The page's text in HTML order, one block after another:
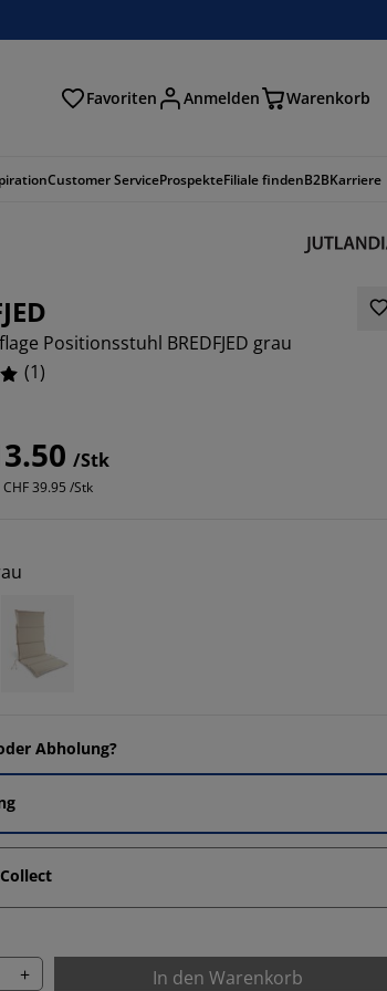
Favoriten Anmelden Warenkorb
Customer ServiceProspekteFiliale findenB2BKarriere
Positionsstuhl BREDFJED grau
(1)
/Stk
CHF 39.95 /Stk
Abholung?
+ In den Warenkorb